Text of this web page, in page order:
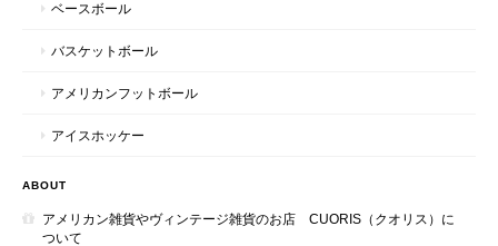
ベースボール
バスケットボール
アメリカンフットボール
アイスホッケー
ABOUT
アメリカン雑貨やヴィンテージ雑貨のお店 CUORIS（クオリス）に
ついて